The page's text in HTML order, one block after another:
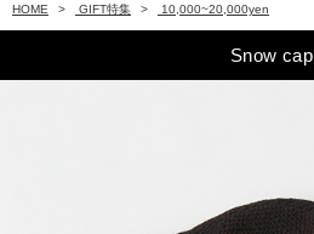
HOME
> GIFT特集 > 10,000~20,000yen
Snow cap